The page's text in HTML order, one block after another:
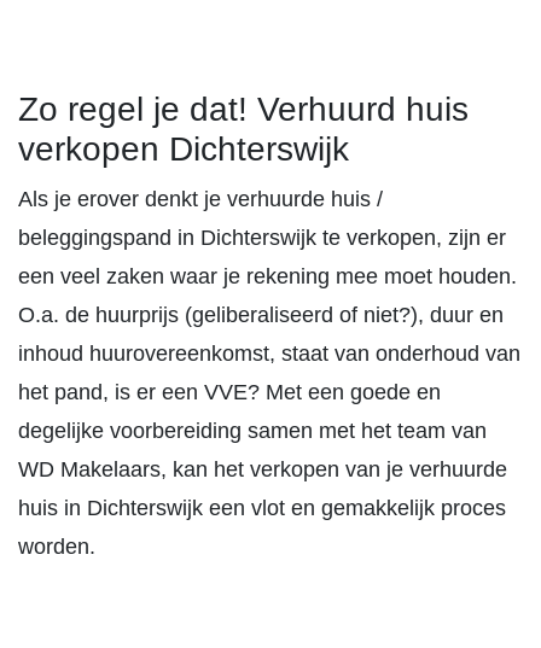
Zo regel je dat! Verhuurd huis
verkopen Dichterswijk
Als je erover denkt je verhuurde huis /
beleggingspand in Dichterswijk te verkopen, zijn er
een veel zaken waar je rekening mee moet houden.
O.a. de huurprijs (geliberaliseerd of niet?), duur en
inhoud huurovereenkomst, staat van onderhoud van
het pand, is er een VVE? Met een goede en
degelijke voorbereiding samen met het team van
WD Makelaars, kan het verkopen van je verhuurde
huis in Dichterswijk een vlot en gemakkelijk proces
worden.